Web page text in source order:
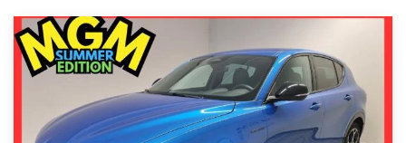
questi
strumenti
di
tracciamento
rimanda
alla